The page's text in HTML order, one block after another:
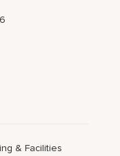
& Facilities